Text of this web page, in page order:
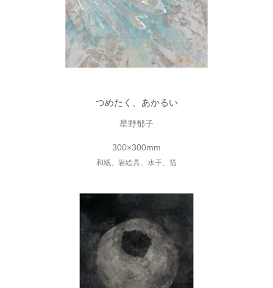
つめたく、あかるい
星野郁子
300×300mm
和紙、岩絵具、水干、箔